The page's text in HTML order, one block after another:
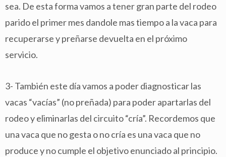
sea. De esta forma vamos a tener gran parte del rodeo
parido el primer mes dandole mas tiempo a la vaca para
recuperarse y preñarse devuelta en el próximo
servicio.
3- También este día vamos a poder diagnosticar las
vacas “vacías” (no preñada) para poder apartarlas del
rodeo y eliminarlas del circuito “cría”. Recordemos que
una vaca que no gesta o no cría es una vaca que no
produce y no cumple el objetivo enunciado al principio.